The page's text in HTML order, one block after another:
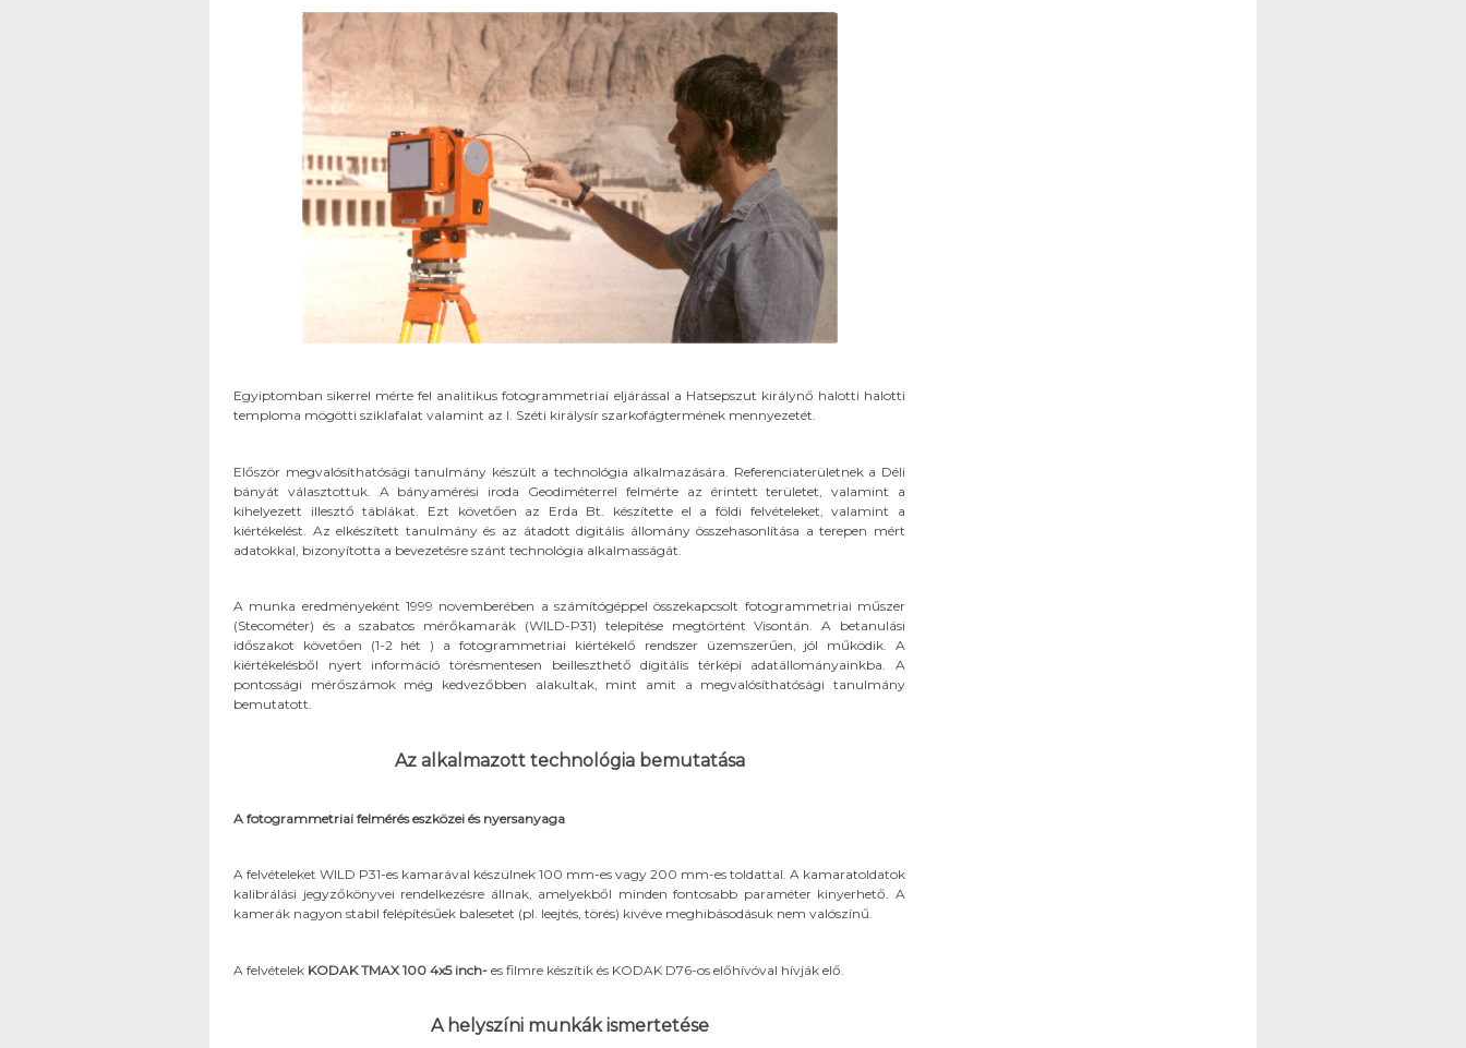
Egyiptomban sikerrel mérte fel analitikus fotogrammetriai eljárással a Hatsepszut királynő halotti halotti
temploma mögötti sziklafalat valamint az I. Széti királysír szarkofágtermének mennyezetét.
Először megvalósíthatósági tanulmány készült a technológia alkalmazására. Referenciaterületnek a Déli
bányát választottuk. A bányamérési iroda Geodiméterrel felmérte az érintett területet, valamint a
kihelyezett illesztő táblákat. Ezt követően az Erda Bt. készítette el a földi felvételeket, valamint a
kiértékelést. Az elkészített tanulmány és az átadott digitális állomány összehasonlítása a terepen mért
adatokkal, bizonyította a bevezetésre szánt technológia alkalmasságát.
A munka eredményeként 1999 novemberében a számítógéppel összekapcsolt fotogrammetriai műszer
(Stecométer) és a szabatos mérőkamarák (WILD-P31) telepítése megtörtént Visontán. A betanulási
időszakot követően (1-2 hét ) a fotogrammetriai kiértékelő rendszer üzemszerűen, jól működik. A
kiértékelésből nyert információ törésmentesen beilleszthető digitális térképi adatállományainkba. A
pontossági mérőszámok még kedvezőbben alakultak, mint amit a megvalósíthatósági tanulmány
bemutatott.
Az alkalmazott technológia bemutatása
A fotogrammetriai felmérés eszközei és nyersanyaga
A felvételeket WILD P31-es kamarával készülnek 100 mm-es vagy 200 mm-es toldattal. A kamaratoldatok
kalibrálási jegyzőkönyvei rendelkezésre állnak, amelyekből minden fontosabb paraméter kinyerhető. A
kamerák nagyon stabil felépítésűek balesetet (pl. leejtés, törés) kivéve meghibásodásuk nem valószínű.
A felvételek KODAK TMAX 100 4x5 inch- es filmre készítik és KODAK D76-os előhívóval hívják elő.
A helyszíni munkák ismertetése